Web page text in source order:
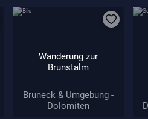
Wanderung zur
Brunstalm
Bruneck & Umgebung -
Dolomiten